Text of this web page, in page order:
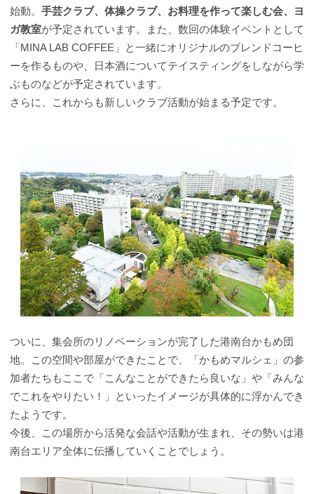
始動。 手芸クラブ、体操クラブ、お料理を作って楽しむ会、ヨ
ガ教室が予定されています。また、数回の体験イベントとして
「MINA LAB COFFEE」と一緒にオリジナルのブレンドコーヒ
ーを作るものや、日本酒についてテイスティングをしながら学
ぶものなどが予定されています。
さらに、これからも新しいクラブ活動が始まる予定です。
ついに、集会所のリノベーションが完了した港南台かもめ団
地。この空間や部屋ができたことで、「かもめマルシェ」の参
加者たちもここで「こんなことができたら良いな」や「みんな
でこれをやりたい！」といったイメージが具体的に浮かんでき
たようです。
今後、この場所から活発な会話や活動が生まれ、その勢いは港
南台エリア全体に伝播していくことでしょう。